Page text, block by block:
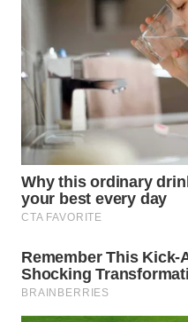
CIANJUR
WN
KEPULAUAN
SERIBU
WN
TANGERANG
WN
BINJAI